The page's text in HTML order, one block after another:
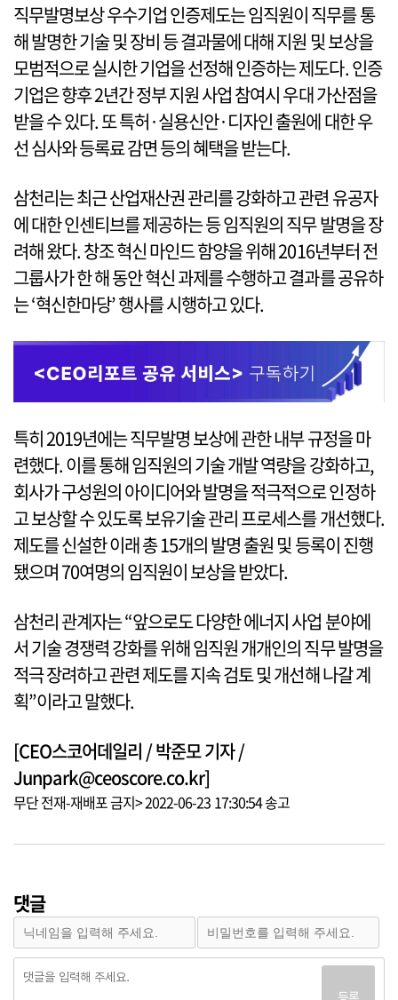
직무발명보상 우수기업 인증제도는 임직원이 직무를 통
해 발명한 기술 및 장비 등 결과물에 대해 지원 및 보상을
모범적으로 실시한 기업을 선정해 인증하는 제도다. 인증
기업은 향후 2년간 정부 지원 사업 참여시 우대 가산점을
받을 수 있다. 또 특허·실용신안·디자인 출원에 대한 우
선 심사와 등록료 감면 등의 혜택을 받는다.
삼천리는 최근 산업재산권 관리를 강화하고 관련 유공자
에 대한 인센티브를 제공하는 등 임직원의 직무 발명을 장
려해 왔다. 창조 혁신 마인드 함양을 위해 2016년부터 전
그룹사가 한 해 동안 혁신 과제를 수행하고 결과를 공유하
는 ‘혁신한마당’ 행사를 시행하고 있다.
특히 2019년에는 직무발명 보상에 관한 내부 규정을 마
련했다. 이를 통해 임직원의 기술 개발 역량을 강화하고,
회사가 구성원의 아이디어와 발명을 적극적으로 인정하
고 보상할 수 있도록 보유기술 관리 프로세스를 개선했다.
제도를 신설한 이래 총 15개의 발명 출원 및 등록이 진행
됐으며 70여명의 임직원이 보상을 받았다.
삼천리 관계자는 “앞으로도 다양한 에너지 사업 분야에
서 기술 경쟁력 강화를 위해 임직원 개개인의 직무 발명을
적극 장려하고 관련 제도를 지속 검토 및 개선해 나갈 계
획”이라고 말했다.
[CEO스코어데일리 / 박준모 기자 /
Junpark@ceoscore.co.kr]
무단 전재-재배포 금지> 2022-06-23 17:30:54 송고
댓글